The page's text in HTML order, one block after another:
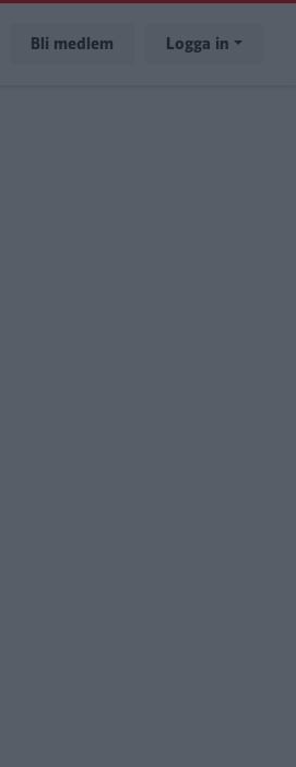
Bli medlem Logga in